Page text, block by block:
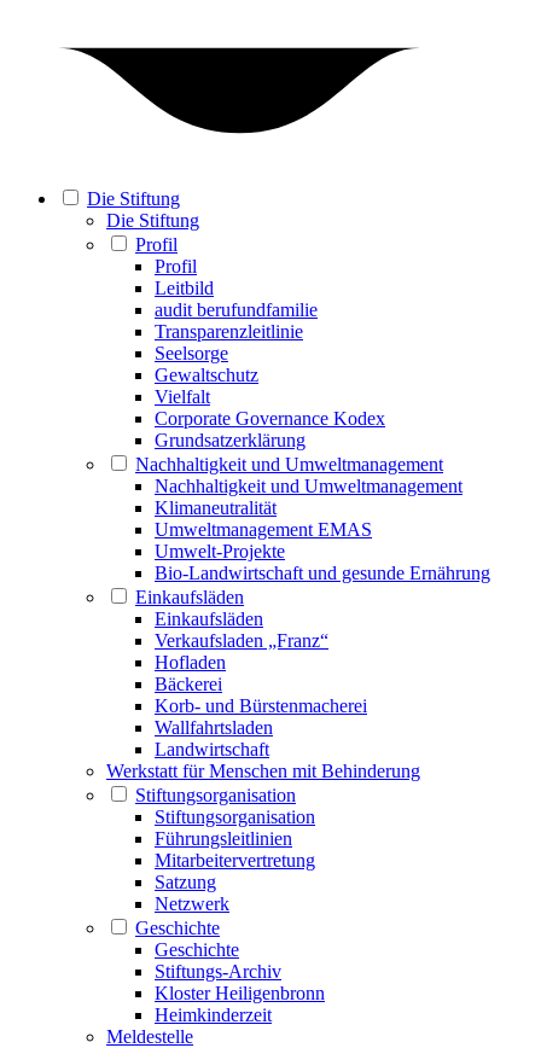
Die Stiftung
Die Stiftung
Profil
Profil
Leitbild
audit berufundfamilie
Transparenzleitlinie
Seelsorge
Gewaltschutz
Vielfalt
Corporate Governance Kodex
Grundsatzerklärung
Nachhaltigkeit und Umweltmanagement
Nachhaltigkeit und Umweltmanagement
Klimaneutralität
Umweltmanagement EMAS
Umwelt-Projekte
Bio-Landwirtschaft und gesunde Ernährung
Einkaufsläden
Einkaufsläden
Verkaufsladen „Franz“
Hofladen
Bäckerei
Korb- und Bürstenmacherei
Wallfahrtsladen
Landwirtschaft
Werkstatt für Menschen mit Behinderung
Stiftungsorganisation
Stiftungsorganisation
Führungsleitlinien
Mitarbeitervertretung
Satzung
Netzwerk
Geschichte
Geschichte
Stiftungs-Archiv
Kloster Heiligenbronn
Heimkinderzeit
Meldestelle